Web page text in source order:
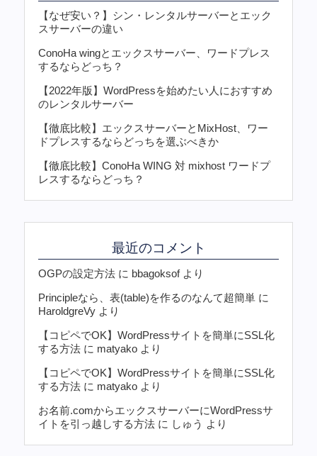
【なぜ安い？】シン・レンタルサーバーとエック
スサーバーの違い
ConoHa wingとエックスサーバー、ワードプレス
するならどっち？
【2022年版】WordPressを始めたい人におすすめ
のレンタルサーバー
【徹底比較】エックスサーバーとMixHost、ワー
ドプレスするならどっちを選ぶべきか
【徹底比較】ConoHa WING 対 mixhost ワードプ
レスするならどっち？
最近のコメント
OGPの設定方法 に bbagoksofより
Principleなら、表(table)を作るのなんて超簡単 に
HaroldgreVy より
【コピペでOK】WordPressサイトを簡単にSSL化
する方法 に matyako より
【コピペでOK】WordPressサイトを簡単にSSL化
する方法 に matyako より
お名前.comからエックスサーバーにWordPressサ
イトを引っ越しする方法 に しゅう より